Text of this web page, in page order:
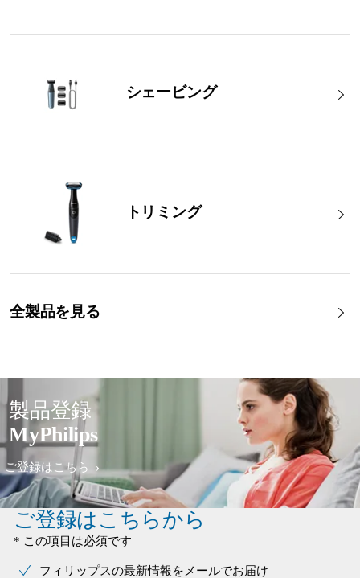
シェービング
トリミング
全製品を見る
製品登録
MyPhilips
ご登録はこちら
ご登録はこちらから
* この項目は必須です
フィリップスの最新情報をメールでお届け